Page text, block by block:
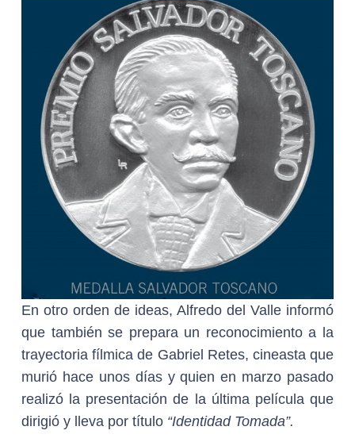
En otro orden de ideas, Alfredo del Valle informó
que también se prepara un reconocimiento a la
trayectoria fílmica de Gabriel Retes, cineasta que
murió hace unos días y quien en marzo pasado
realizó la presentación de la última película que
dirigió y lleva por título “Identidad Tomada”.